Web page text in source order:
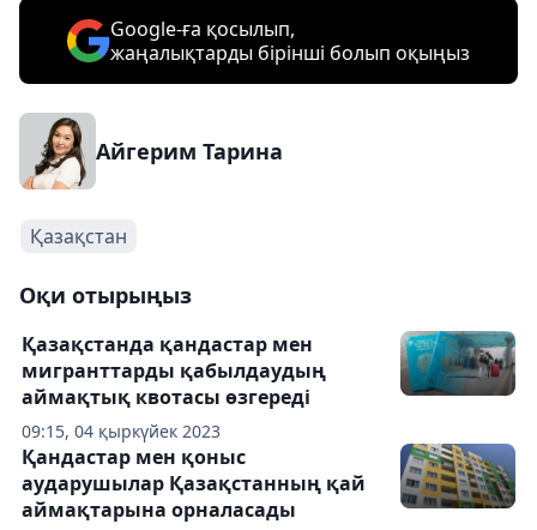
Google-ға қосылып,
жаңалықтарды бірінші болып оқыңыз
Айгерим Тарина
Қазақстан
Оқи отырыңыз
09:15, 04 қыркүйек 2023
Қазақстанда қандастар мен
мигранттарды қабылдаудың
аймақтық квотасы өзгереді
Қандастар мен қоныс
аударушылар Қазақстанның қай
аймақтарына орналасады